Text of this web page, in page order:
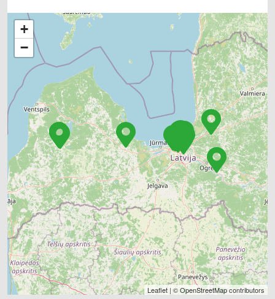
+
−
Leaflet | ©OpenStreetMapcontributors